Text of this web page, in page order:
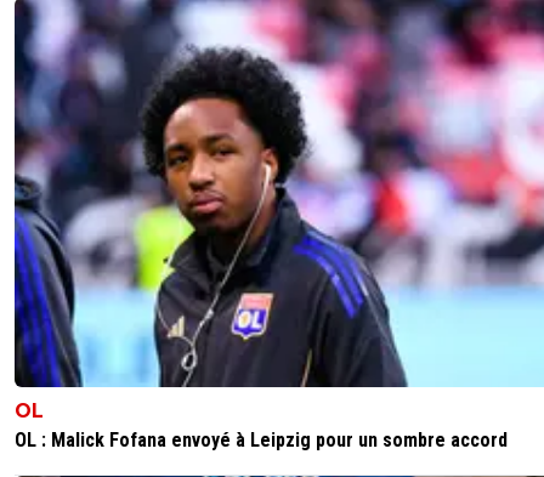
OL
OL : Malick Fofana envoyé à Leipzig pour un sombre accord